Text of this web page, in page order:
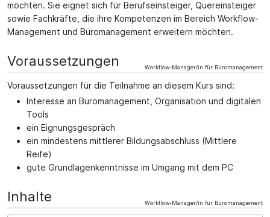
möchten. Sie eignet sich für Berufseinsteiger, Quereinsteiger
sowie Fachkräfte, die ihre Kompetenzen im Bereich Workflow-
Management und Büromanagement erweitern möchten.
Voraussetzungen Workflow-Manager/in für Büromanagement
Voraussetzungen für die Teilnahme an diesem Kurs sind:
Interesse an Büromanagement, Organisation und digitalen
Tools
ein Eignungsgespräch
ein mindestens mittlerer Bildungsabschluss (Mittlere
Reife)
gute Grundlagenkenntnisse im Umgang mit dem PC
Inhalte Workflow-Manager/in für Büromanagement